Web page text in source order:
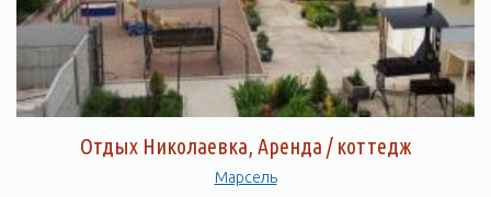
Отдых Николаевка, Аренда / коттедж
Марсель